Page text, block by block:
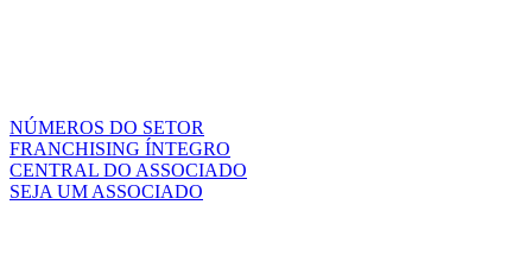
NÚMEROS DO SETOR
FRANCHISING ÍNTEGRO
CENTRAL DO ASSOCIADO
SEJA UM ASSOCIADO